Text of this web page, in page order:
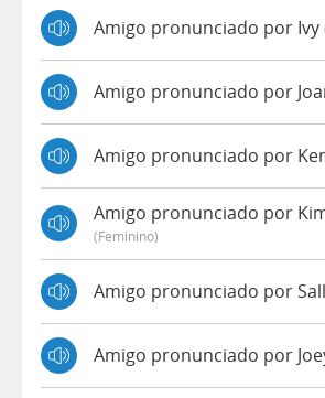
Amigo pronunciado por Ivy
Amigo pronunciado por
Amigo pronunciado por
Amigo pronunciado por
(feminino)
Amigo pronunciado por
Amigo pronunciado por